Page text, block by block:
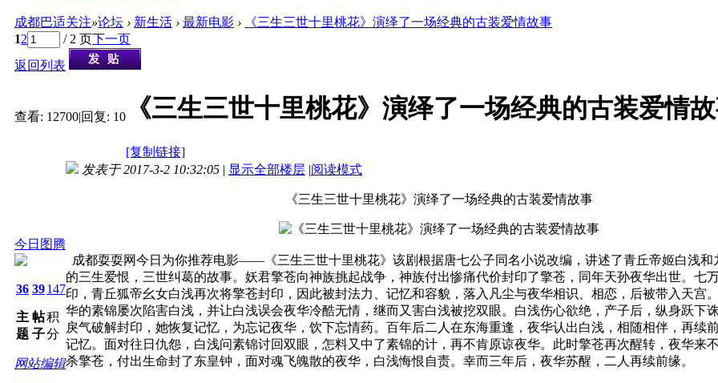
成都巴适关注»论坛 › 新生活 › 最新电影 ›
《三生三世十里桃花》演绎了一场经典的古装爱情故事
12 / 2 页下一页
返回列表
查看: 12700|回复: 10 《三生三世十里桃花》演绎了一场经典的古装爱情
[复制链接]
今日图腾
36
主
题
39
帖
子
147
积
分
网站编辑
发表于 2017-3-2 10:32:05 | 显示全部楼层 |阅读模式
《三生三世十里桃花》演绎了一场经典的古装爱情故事
成都耍耍网今日为你推荐电影——《三生三世十里桃花》该剧根据唐七公子同名小说改编，讲述了青丘帝姬白浅和
的三生爱恨，三世纠葛的故事。妖君擎苍向神族挑起战争，神族付出惨痛代价封印了擎苍，同年天孙夜华出世。七
印，青丘狐帝幺女白浅再次将擎苍封印，因此被封法力、记忆和容貌，落入凡尘与夜华相识、相恋，后被带入天宫
华的素锦屡次陷害白浅，并让白浅误会夜华冷酷无情，继而又害白浅被挖双眼。白浅伤心欲绝，产子后，纵身跃下
戾气破解封印，她恢复记忆，为忘记夜华，饮下忘情药。百年后二人在东海重逢，夜华认出白浅，相随相伴，再续
记忆。面对往日仇怨，白浅问素锦讨回双眼，怎料又中了素锦的计，再不肯原谅夜华。此时擎苍再次醒转，夜华来
杀擎苍，付出生命封了东皇钟，面对魂飞魄散的夜华，白浅悔恨自责。幸而三年后，夜华苏醒，二人再续前缘。